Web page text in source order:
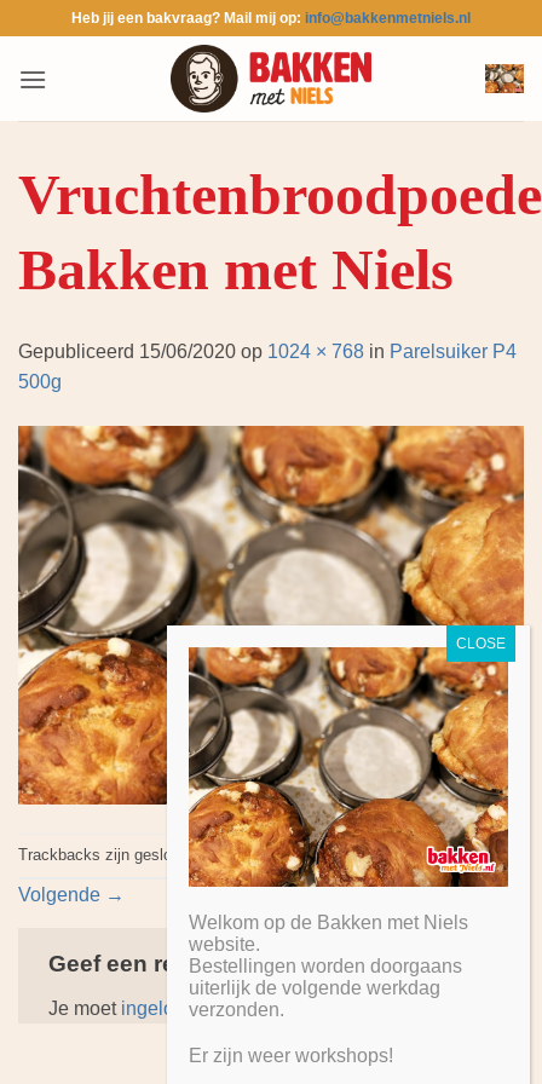
inhoud
Heb jij een bakvraag? Mail mij op: info@bakkenmetniels.nl
Bakken met Niels
Gepubliceerd 15/06/2020 op 1024 × 768 in Parelsuiker P4
500g
Trackbacks zijn gesloten, maar je kaneen reactie plaatsen .
Volgende →
Geef een reactie
Je moet ingelogd zijn opom een reactie te plaatsen.
Welkom op de Bakken met Niels
website.
Bestellingen worden doorgaans
uiterlijk de volgende werkdag
verzonden.
Er zijn weer workshops!